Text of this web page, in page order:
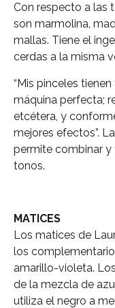
Con respecto a las
son marmolina,
mallas. Tiene el
cerdas a la misma
“Mis pinceles
máquina perfecta;
etcétera, y
mejores efectos”.
permite combinar
tonos.
MATICES
Los matices de
los
amarillo-violeta.
de la mezcla de
utiliza el negro a